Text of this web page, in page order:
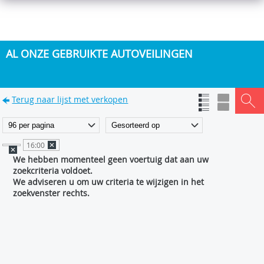
AL ONZE GEBRUIKTE AUTOVEILINGEN
Terug naar lijst met verkopen
16:00
We hebben momenteel geen voertuig dat aan uw
zoekcriteria voldoet.
We adviseren u om uw criteria te wijzigen in het
zoekvenster rechts.